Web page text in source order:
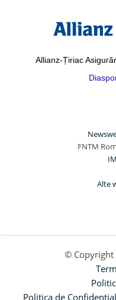
Allianz-Țiriac
FNTM
Alte
© Copyright
Politica de